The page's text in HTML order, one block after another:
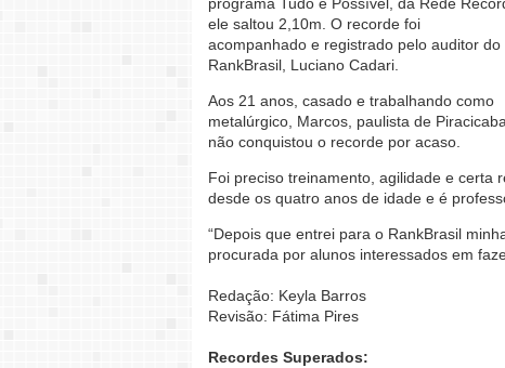
ele saltou 2,10m. O recorde foi
acompanhado e registrado pelo auditor do
RankBrasil, Luciano Cadari.
Aos 21 anos, casado e trabalhando como
metalúrgico, Marcos, paulista de Piracicaba,
não conquistou o recorde por acaso.
Foi preciso treinamento, agilidade e certa
desde os quatro anos de idade e é
“Depois que entrei para o RankBrasil
procurada por alunos interessados em
Redação: Keyla Barros
Revisão: Fátima Pires
Recordes Superados: